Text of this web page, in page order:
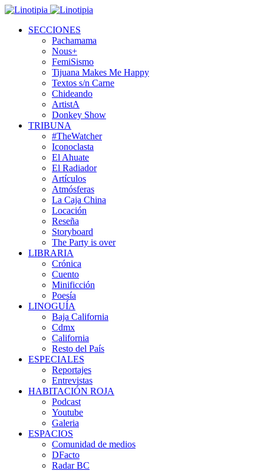
SECCIONES
Pachamama
Nous+
FemiSismo
Tijuana Makes Me Happy
Textos s/n Carne
Chideando
ArtistA
Donkey Show
TRIBUNA
#TheWatcher
Iconoclasta
El Ahuate
El Radiador
Artículos
Atmósferas
La Caja China
Locación
Reseña
Storyboard
The Party is over
LIBRARIA
Crónica
Cuento
Minificción
Poesía
LINOGUÍA
Baja California
Cdmx
California
Resto del País
ESPECIALES
Reportajes
Entrevistas
HABITACIÓN ROJA
Podcast
Youtube
Galeria
ESPACIOS
Comunidad de medios
DFacto
Radar BC